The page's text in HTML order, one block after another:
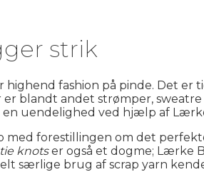
strik
highend fashion på pinde. Det
blandt andet strømper,
en uendelighed ved hjælp af
forestillingen om det
knotser også et dogme; Lærke
særlige brug af scrap yarn